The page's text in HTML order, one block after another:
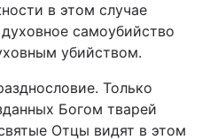
в этом случае
самоубийство
убийством.
Только
Богом тварей
Отцы видят в этом